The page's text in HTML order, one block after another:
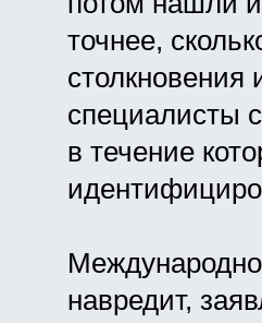
точнее,
столкновения
специалисты
в течение
навредит,